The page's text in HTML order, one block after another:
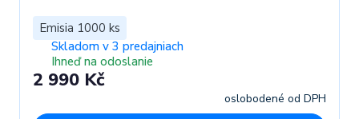
Emisia 1000 ks
Skladom v 3 predajniach
Ihneď na odoslanie
2 990 Kč
oslobodené od DPH